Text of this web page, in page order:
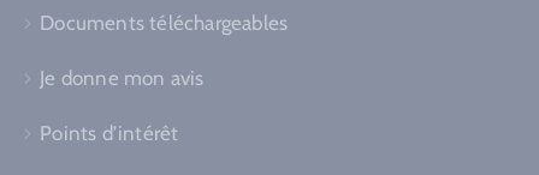
Documents téléchargeables
Je donne mon avis
Points d’intérêt